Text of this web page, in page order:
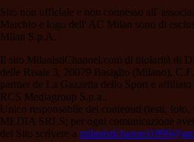
Sito non ufficiale e non connesso all'
Marchio e logo dell' AC Milan sono di
Milan S.p.A.
Il sito MilanistiChannel.com di titolarità di
delle Risaie 3, 20079 Basiglio (Milano),
partner de La Gazzetta dello Sport e
RCS Mediagroup S.p.a..
Unico responsabile dei contenuti (testi,
MEDIA SRLS; per ogni comunicazione
del Sito scrivere a